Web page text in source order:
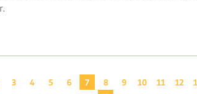
3 4 5 6 7 8 9 10 11 12